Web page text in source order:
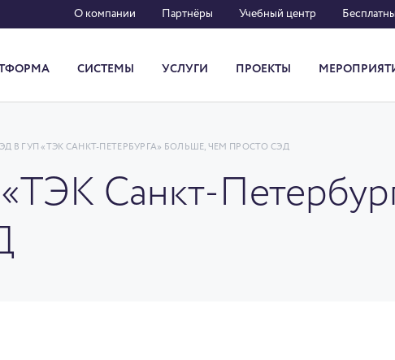
О компании Партнёры Учебный центр
СИСТЕМЫ УСЛУГИ ПРОЕКТЫ
В ГУП «ТЭК САНКТ-ПЕТЕРБУРГА» БОЛЬШЕ, ЧЕМ ПРОСТО СЭД
Санкт-